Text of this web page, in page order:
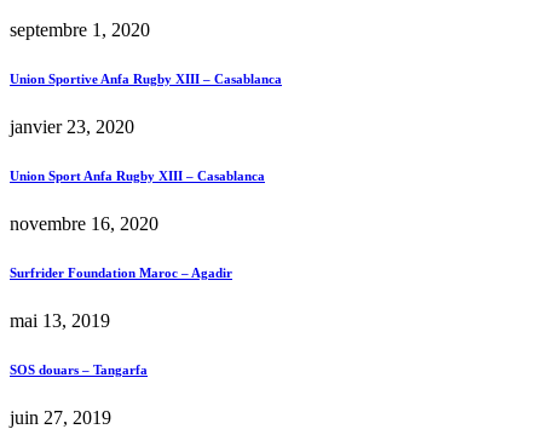
septembre 1, 2020
Union Sportive Anfa Rugby XIII – Casablanca
janvier 23, 2020
Union Sport Anfa Rugby XIII – Casablanca
novembre 16, 2020
Surfrider Foundation Maroc – Agadir
mai 13, 2019
SOS douars – Tangarfa
juin 27, 2019